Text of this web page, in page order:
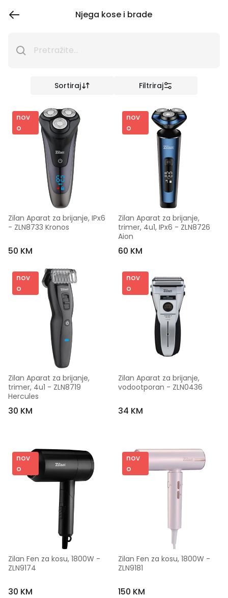
Njega kose i brade
Sortiraj Filtriraj
nov
o
Zilan Aparat za brijanje, IPx6
- ZLN8733 Kronos
50 KM
nov
o
Zilan Aparat za brijanje,
trimer, 4u1, IPx6 - ZLN8726
Aion
60 KM
nov
o
Zilan Aparat za brijanje,
trimer, 4u1 - ZLN8719
Hercules
30 KM
nov
o
Zilan Aparat za brijanje,
vodootporan - ZLN0436
34 KM
nov
o
Zilan Fen za kosu, 1800W -
ZLN9174
30 KM
nov
o
Zilan Fen za kosu, 1800W -
ZLN9181
150 KM